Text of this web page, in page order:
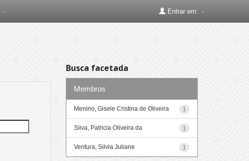
Entrar em:
Busca facetada
Membros
1
Menino, Gisele Cristina de Oliveira
1
Silva, Patricia Oliveira da
1
Ventura, Silvia Juliane